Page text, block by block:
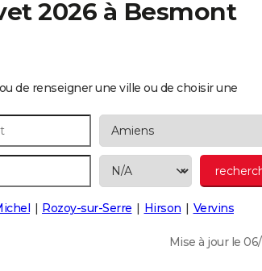
2026 à Besmont
de renseigner une ville ou de choisir une
Rozoy-sur-Serre Hirson Vervins
Mise à jour le